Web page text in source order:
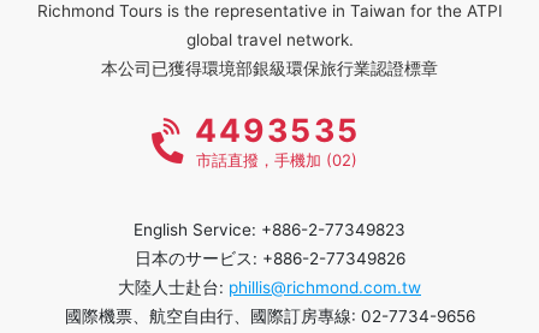
Richmond Tours is the representative in Taiwan for the ATPI
global travel network.
本公司已獲得環境部銀級環保旅行業認證標章
4493535
市話直撥，手機加 (02)
English Service: +886-2-77349823
日本のサービス: +886-2-77349826
大陸人士赴台: phillis@richmond.com.tw
國際機票、航空自由行、國際訂房專線: 02-7734-9656